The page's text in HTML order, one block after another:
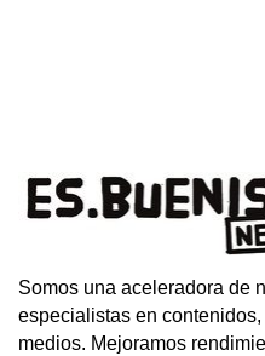
Somos una aceleradora de
especialistas en
medios. Mejoramos